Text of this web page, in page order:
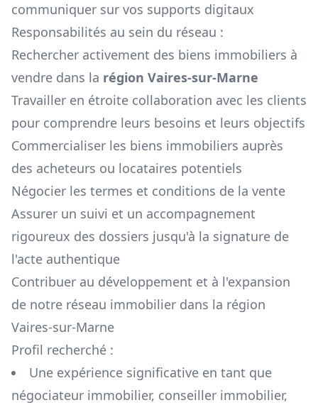
communiquer sur vos supports digitaux
Responsabilités au sein du réseau :
Rechercher activement des biens immobiliers à
vendre dans la région Vaires-sur-Marne
Travailler en étroite collaboration avec les clients
pour comprendre leurs besoins et leurs objectifs
Commercialiser les biens immobiliers auprès
des acheteurs ou locataires potentiels
Négocier les termes et conditions de la vente
Assurer un suivi et un accompagnement
rigoureux des dossiers jusqu'à la signature de
l'acte authentique
Contribuer au développement et à l'expansion
de notre réseau immobilier dans la région
Vaires-sur-Marne
Profil recherché :
Une expérience significative en tant que
négociateur immobilier, conseiller immobilier,